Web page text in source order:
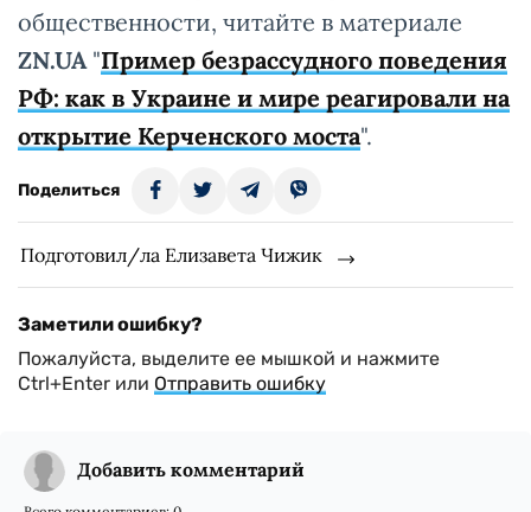
общественности, читайте в материале
ZN.UA"Пример безрассудного поведения
РФ: как в Украине и мире реагировали на
открытие Керченского моста".
Поделиться
Подготовил/ла Елизавета Чижик
Заметили ошибку?
Пожалуйста, выделите ее мышкой и нажмите
Ctrl+Enter или Отправить ошибку
Добавить комментарий